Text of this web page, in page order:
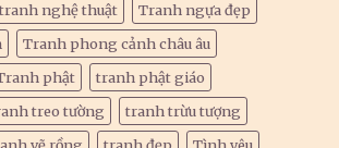
tranh nghệ thuật
Tranh ngựa đẹp
Tranh phong cảnh châu âu
phật
tranh phật giáo
treo tường
tranh trừu tượng